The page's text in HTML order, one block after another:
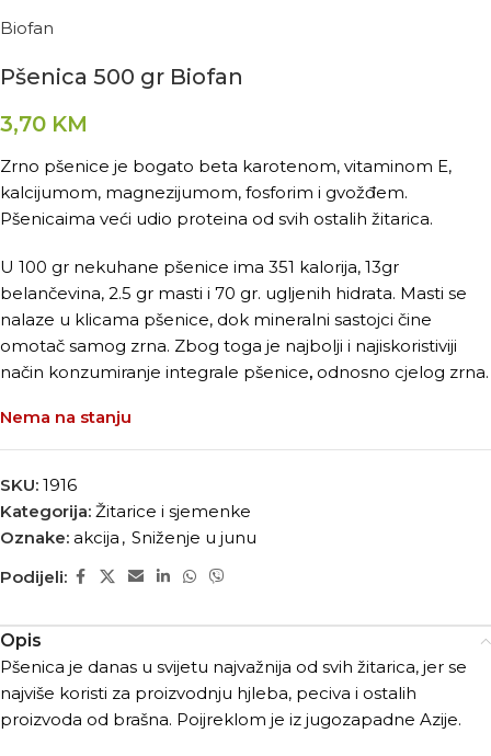
Biofan
Pšenica 500 gr Biofan
3,70 KM
Zrno pšenice je bogato beta karotenom, vitaminom E,
kalcijumom, magnezijumom, fosforim i gvožđem.
Pšenicaima veći udio proteina od svih ostalih žitarica.
U 100 gr nekuhane pšenice ima 351 kalorija, 13gr
belančevina, 2.5 gr masti i 70 gr. ugljenih hidrata. Masti se
nalaze u klicama pšenice, dok mineralni sastojci čine
omotač samog zrna. Zbog toga je najbolji i najiskoristiviji
način konzumiranje integrale pšenice, odnosno cjelog zrna.
Nema na stanju
SKU: 1916
Kategorija: Žitarice i sjemenke
Oznake: akcija , Sniženje u junu
Podijeli:
Opis
Pšenica je danas u svijetu najvažnija od svih žitarica, jer se
najviše koristi za proizvodnju hjleba, peciva i ostalih
proizvoda od brašna. Poijreklom je iz jugozapadne Azije.